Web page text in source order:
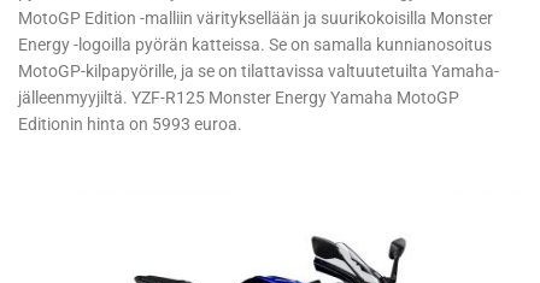
MotoGP Edition -malliin värityksellään ja suurikokoisilla Monster
Energy -logoilla pyörän katteissa. Se on samalla kunnianosoitus
MotoGP-kilpapyörille, ja se on tilattavissa valtuutetuilta Yamaha-
jälleenmyyjiltä. YZF-R125 Monster Energy Yamaha MotoGP
Editionin hinta on 5993 euroa.